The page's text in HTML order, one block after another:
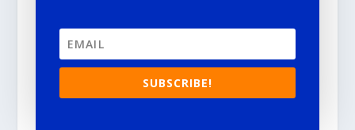
SUBSCRIBE!